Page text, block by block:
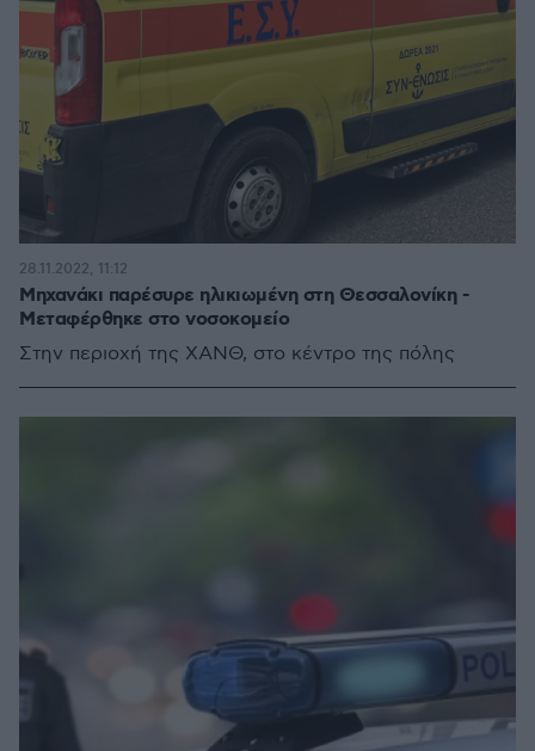
Μηχανάκι παρέσυρε ηλικιωμένη στη Θεσσαλονίκη -
Μεταφέρθηκε στο νοσοκομείο
Στην περιοχή της ΧΑΝΘ, στο κέντρο της πόλης
28.11.2022, 11:12